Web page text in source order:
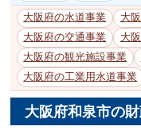
大阪府の水道事業 大
大阪府の交通事業
大
大阪府の観光施設事業
大阪府の工業用水道事業
大阪府和泉市の財